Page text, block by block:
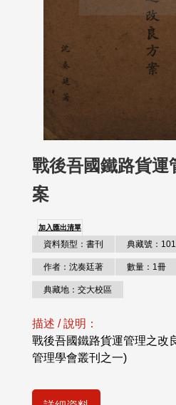
戰後吾國鐵路貨運
案
加入匯出清單
資料類型：書刊 典藏號：
作者：沈奏廷著 數量：1冊
典藏地：交大校區
描述 / 說明：
戰後吾國鐵路貨運管理之改
管理學會叢刊之一)